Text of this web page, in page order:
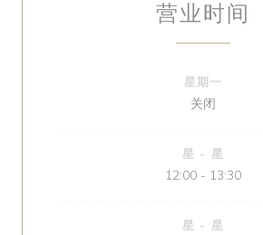
营业时间
星期一
关闭
星 - 星
12:00 - 13:30
星 - 星